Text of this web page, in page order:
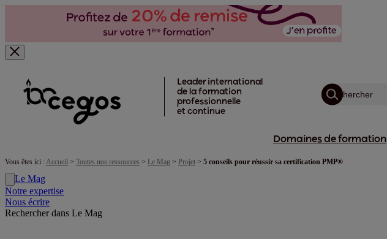
Leader international
de la formation
professionnelle
et continue
Domaines de formation
Vous êtes ici :Accueil > Toutes nos ressources > Le Mag > Projet > 5 conseils pour réussir sa certification PMP®
Le Mag
Notre expertise
Nous écrire
Rechercher dans Le Mag